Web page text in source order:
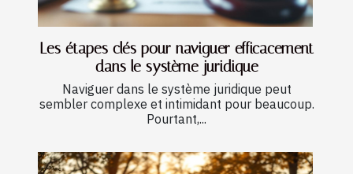
Les étapes clés pour naviguer efficacement
dans le système juridique
Naviguer dans le système juridique peut
sembler complexe et intimidant pour beaucoup.
Pourtant,...